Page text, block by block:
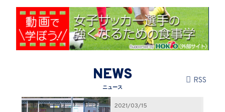
NEWS
ニュース
RSS
2021/03/15